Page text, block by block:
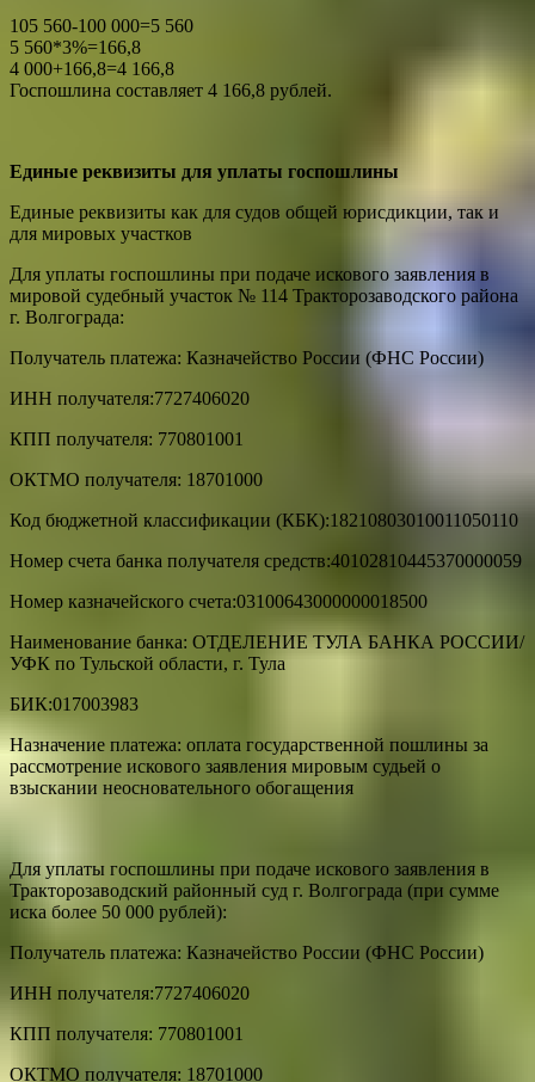
105 560-100 000=5 560
5 560*3%=166,8
4 000+166,8=4 166,8
Госпошлина составляет 4 166,8 рублей.
Единые реквизиты для уплаты госпошлины
Единые реквизиты как для судов общей юрисдикции, так и
для мировых участков
Для уплаты госпошлины при подаче искового заявления в
мировой судебный участок № 114 Тракторозаводского района
г. Волгограда:
Получатель платежа: Казначейство России (ФНС России)
ИНН получателя:7727406020
КПП получателя: 770801001
ОКТМО получателя: 18701000
Код бюджетной классификации (КБК):18210803010011050110
Номер счета банка получателя средств:40102810445370000059
Номер казначейского счета:03100643000000018500
Наименование банка: ОТДЕЛЕНИЕ ТУЛА БАНКА РОССИИ/
УФК по Тульской области, г. Тула
БИК:017003983
Назначение платежа: оплата государственной пошлины за
рассмотрение искового заявления мировым судьей о
взыскании неосновательного обогащения
Для уплаты госпошлины при подаче искового заявления в
Тракторозаводский районный суд г. Волгограда (при сумме
иска более 50 000 рублей):
Получатель платежа: Казначейство России (ФНС России)
ИНН получателя:7727406020
КПП получателя: 770801001
ОКТМО получателя: 18701000